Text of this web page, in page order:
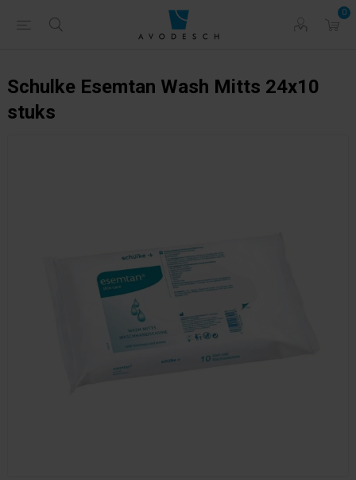
0
Schulke Esemtan Wash Mitts 24x10
stuks